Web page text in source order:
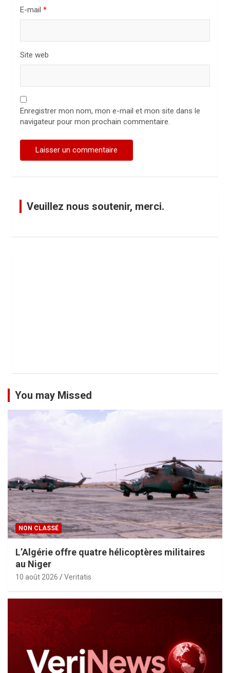
E-mail *
Site web
Enregistrer mon nom, mon e-mail et mon site dans le
navigateur pour mon prochain commentaire.
Veuillez nous soutenir, merci.
You may Missed
NON CLASSÉ
L’Algérie offre quatre hélicoptères militaires
au Niger
10 août 2026 Veritatis